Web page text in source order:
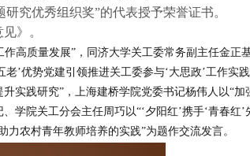
究优秀组织奖”的代表授予荣誉证书。
》。
作高质量发展”，同济大学关工委常务副主任金正
’优势党建引领推进关工委参与‘大思政’工作实
实践研究”，上海建桥学院党委书记杨伟人以“加
学院关工分会主任周巧以“‘夕阳红’携手‘青春红’
农村青年教师培养的实践”为题作交流发言。